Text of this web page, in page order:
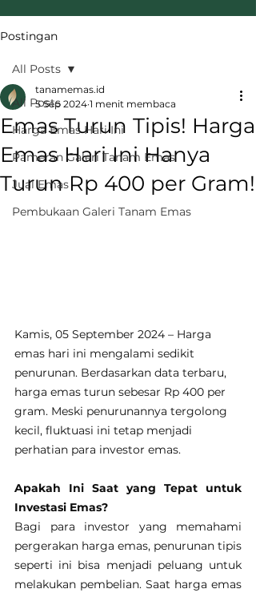
Postingan
All Posts
Harga Emas Hari Ini
Pameran Galeri Tanam Emas
Jual Emas
Pembukaan Galeri Tanam Emas
All Posts
Emas Turun Tipis! Harga
Emas Hari Ini Hanya
Turun Rp 400 per Gram!
tanamemas.id
5 Sep 2024 1 menit membaca
Kamis, 05 September 2024 – Harga
emas hari ini mengalami sedikit
penurunan. Berdasarkan data terbaru,
harga emas turun sebesar Rp 400 per
gram. Meski penurunannya tergolong
kecil, fluktuasi ini tetap menjadi
perhatian para investor emas.
Apakah Ini Saat yang Tepat untuk
Investasi Emas?
Bagi para investor yang memahami
pergerakan harga emas, penurunan tipis
seperti ini bisa menjadi peluang untuk
melakukan pembelian. Saat harga emas